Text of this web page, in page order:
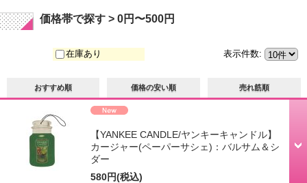
価格帯で探す > 0円〜500円
おすすめ順 価格の安い順 売れ筋順
表示件数:
在庫あり
【YANKEE CANDLE/ヤンキーキャンドル】
カージャー(ペーパーサシェ)：バルサム＆シ
ダー
580円(税込)